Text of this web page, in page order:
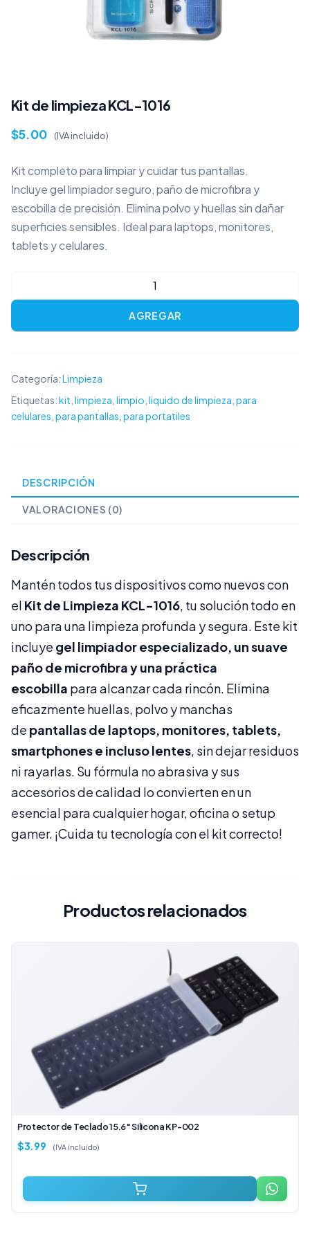
Kit de limpieza KCL-1016
$5.00 (IVA incluido)
Kit completo para limpiar y cuidar tus pantallas.
Incluye gel limpiador seguro, paño de microfibra y
escobilla de precisión. Elimina polvo y huellas sin dañar
superficies sensibles. Ideal para laptops, monitores,
tablets y celulares.
de
KCL-
cantidad
AGREGAR
Categoría:Limpieza
Etiquetas:kit limpieza limpio liquido de limpieza para
celulares para pantallas para portatiles
DESCRIPCIÓN
VALORACIONES (0)
Descripción
Mantén todos tus dispositivos como nuevos con
el Kit de Limpieza KCL-1016, tu solución todo en
uno para una limpieza profunda y segura. Este kit
incluye gel limpiador especializado, un suave
paño de microfibra y una práctica
escobilla para alcanzar cada rincón. Elimina
eficazmente huellas, polvo y manchas
de pantallas de laptops, monitores, tablets,
smartphones e incluso lentes, sin dejar residuos
ni rayarlas. Su fórmula no abrasiva y sus
accesorios de calidad lo convierten en un
esencial para cualquier hogar, oficina o setup
gamer. ¡Cuida tu tecnología con el kit correcto!
Productos relacionados
Protector de Teclado 15.6″ Silicona KP-002
$3.99 (IVA incluido)